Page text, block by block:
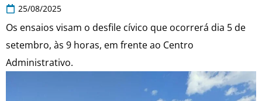
25/08/2025
Os ensaios visam o desfile cívico que ocorrerá dia 5 de
setembro, às 9 horas, em frente ao Centro
Administrativo.